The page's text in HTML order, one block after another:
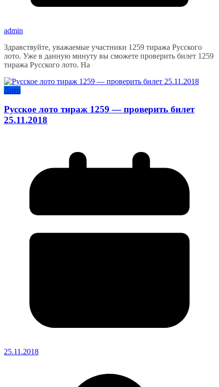
admin
Здравствуйте, уважаемые участники 1259 тиража Русского
лото. Уже в данную минуту вы сможете проверить билет 1259
тиража Русского лото. На
Лото
Русское лото тираж 1259 — проверить билет
25.11.2018
25.11.2018